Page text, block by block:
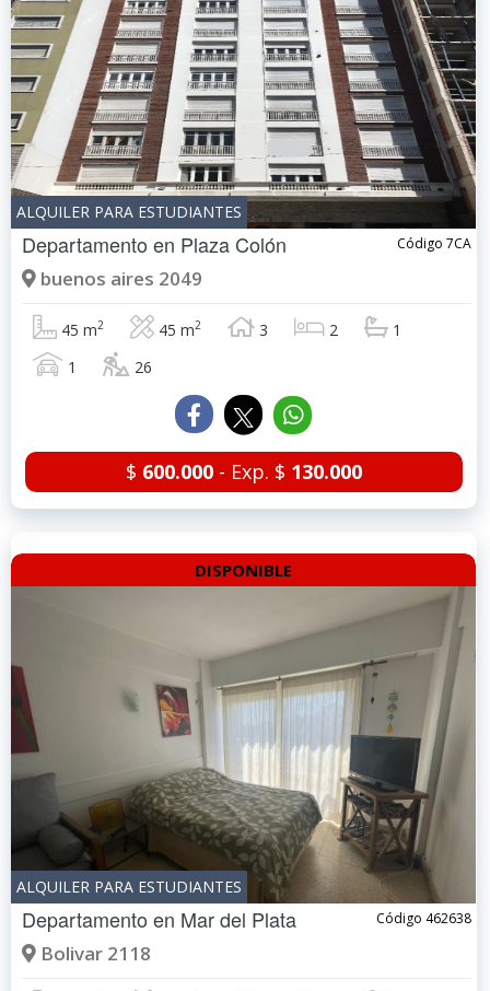
ALQUILER PARA ESTUDIANTES
Departamento en Plaza Colón Código 7CA
buenos aires 2049
45 m2 45 m2 3 2
1
1
26
$ 600.000- Exp. $ 130.000
DISPONIBLE
ALQUILER PARA ESTUDIANTES
Departamento en Mar del Plata Código 462638
Bolivar 2118